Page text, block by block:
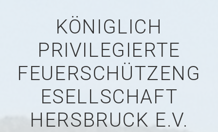
KÖNIGLICH
PRIVILEGIERTE
FEUERSCHÜTZENG
ESELLSCHAFT
HERSBRUCK E.V.